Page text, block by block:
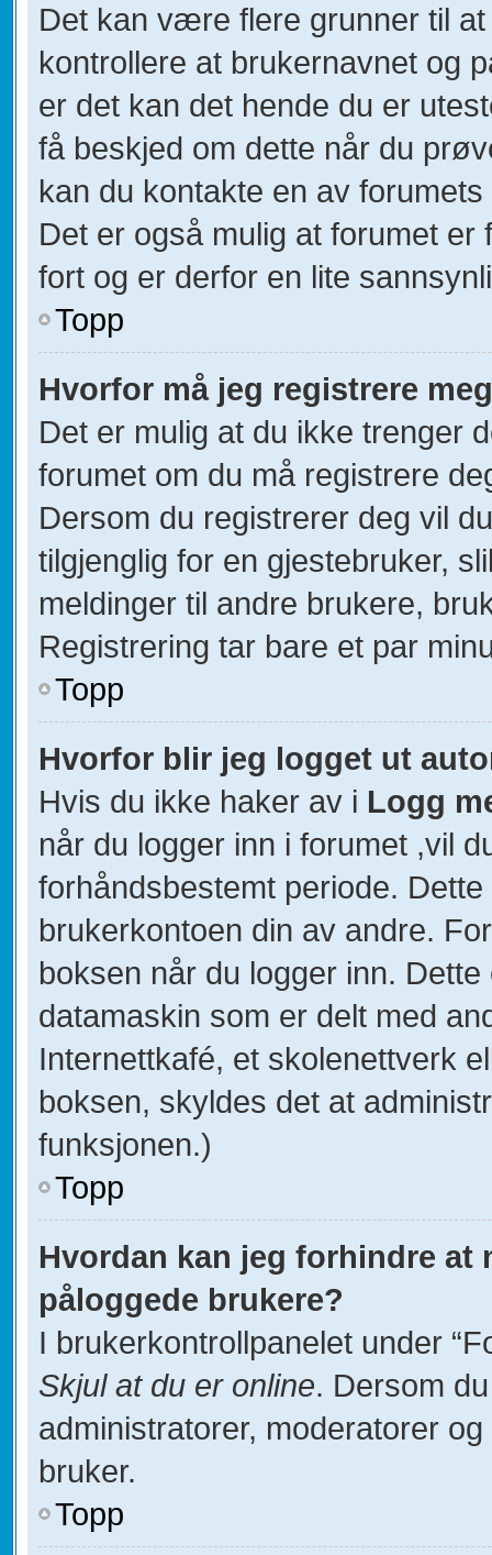
Det kan være flere grunner til
kontrollere at brukernavnet og
er det kan det hende du er
få beskjed om dette når du
kan du kontakte en av
Det er også mulig at forumet
fort og er derfor en lite
Topp
Hvorfor må jeg registrere
Det er mulig at du ikke trenger
forumet om du må registrere
Dersom du registrerer deg vil
tilgjenglig for en gjestebruker,
meldinger til andre brukere,
Registrering tar bare et par
Topp
Hvorfor blir jeg logget ut
Hvis du ikke haker av i Logg
når du logger inn i forumet ,vil
forhåndsbestemt periode.
brukerkontoen din av andre.
boksen når du logger inn.
datamaskin som er delt med
Internettkafé, et skolenettverk
boksen, skyldes det at
funksjonen.)
Topp
Hvordan kan jeg forhindre
påloggede brukere?
I brukerkontrollpanelet under
Skjul at du er online. Dersom
administratorer, moderatorer
bruker.
Topp